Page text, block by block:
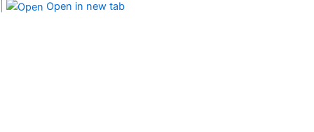
Open in new tab